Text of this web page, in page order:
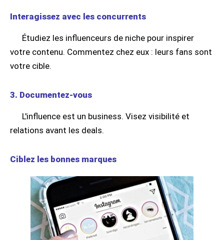
Interagissez avec les concurrents
Étudiez les influenceurs de niche pour inspirer
votre contenu. Commentez chez eux : leurs fans sont
votre cible.
3. Documentez-vous
L'influence est un business. Visez visibilité et
relations avant les deals.
Ciblez les bonnes marques